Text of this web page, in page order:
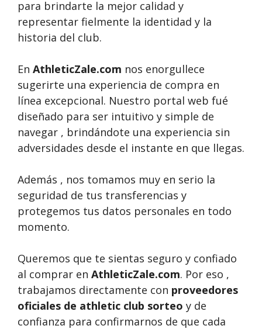
para brindarte la mejor calidad y
representar fielmente la identidad y la
historia del club.
En AthleticZale.com nos enorgullece
sugerirte una experiencia de compra en
línea excepcional. Nuestro portal web fué
diseñado para ser intuitivo y simple de
navegar , brindándote una experiencia sin
adversidades desde el instante en que llegas.
Además , nos tomamos muy en serio la
seguridad de tus transferencias y
protegemos tus datos personales en todo
momento.
Queremos que te sientas seguro y confiado
al comprar en AthleticZale.com. Por eso ,
trabajamos directamente con proveedores
oficiales de athletic club sorteo y de
confianza para confirmarnos de que cada